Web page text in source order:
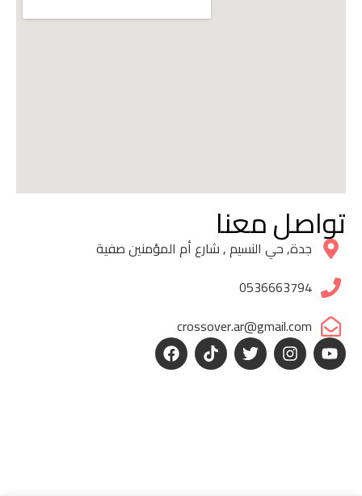
تواصل معنا
جدة, حي النسيم , شارع أم المؤمنين صفية
0536663794
crossover.ar@gmail.com